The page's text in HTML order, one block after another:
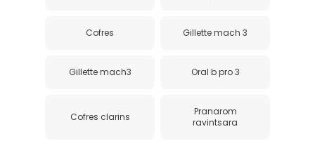
Cofres Gillette mach 3
Gillette mach3 Oral b pro 3
Cofres clarins
Pranarom
ravintsara